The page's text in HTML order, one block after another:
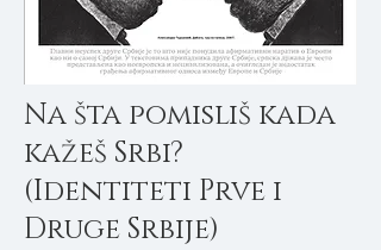
Na šta pomisliš kada
kažeš Srbi?
(Identiteti Prve i
Druge Srbije)